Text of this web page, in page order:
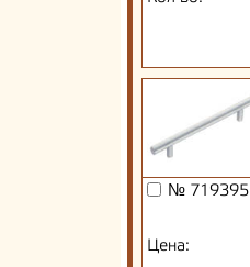
№ 719395
Цена: